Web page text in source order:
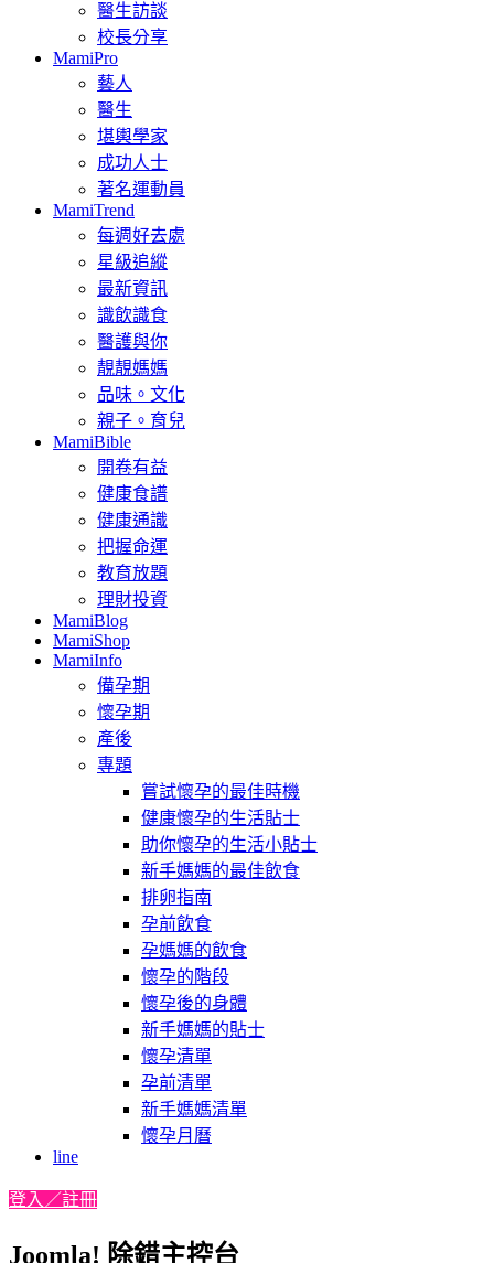
醫生訪談
校長分享
MamiPro
藝人
醫生
堪輿學家
成功人士
著名運動員
MamiTrend
每週好去處
星級追縱
最新資訊
識飲識食
醫護與你
靚靚媽媽
品味。文化
親子。育兒
MamiBible
開卷有益
健康食譜
健康通識
把握命運
教育放題
理財投資
MamiBlog
MamiShop
MamiInfo
備孕期
懷孕期
產後
專題
嘗試懷孕的最佳時機
健康懷孕的生活貼士
助你懷孕的生活小貼士
新手媽媽的最佳飲食
排卵指南
孕前飲食
孕媽媽的飲食
懷孕的階段
懷孕後的身體
新手媽媽的貼士
懷孕清單
孕前清單
新手媽媽清單
懷孕月曆
line
登入／註冊
Joomla! 除錯主控台